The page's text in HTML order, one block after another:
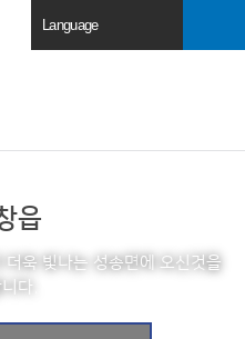
Language
더욱 빛나는
에 오신것을
다.